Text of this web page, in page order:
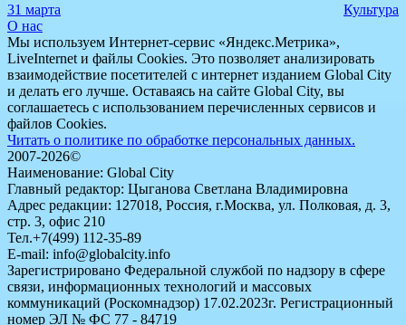
31 марта
Культура
О нас
Мы используем Интернет-сервис «Яндекс.Метрика»,
LiveInternet и файлы Cookies. Это позволяет анализировать
взаимодействие посетителей с интернет изданием Global City
и делать его лучше. Оставаясь на сайте Global City, вы
соглашаетесь с использованием перечисленных сервисов и
файлов Cookies.
Читать о политике по обработке персональных данных.
2007-2026©
Наименование: Global City
Главный редактор: Цыганова Светлана Владимировна
Адрес редакции: 127018, Россия, г.Москва, ул. Полковая, д. 3,
стр. 3, офис 210
Тел.+7(499) 112-35-89
E-mail: info@globalcity.info
Зарегистрировано Федеральной службой по надзору в сфере
связи, информационных технологий и массовых
коммуникаций (Роскомнадзор) 17.02.2023г. Регистрационный
номер ЭЛ № ФС 77 - 84719